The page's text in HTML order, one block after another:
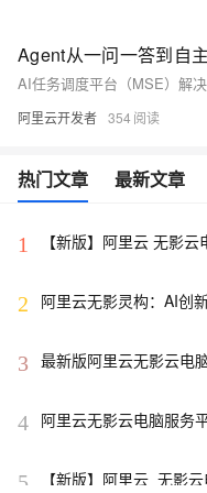
阿里云开发者 354
热门文章 最新文章
1 【新版】阿里云 无影
2
阿里云无影灵构：AI
3 最新版阿里云无影云电
4 阿里云无影云电脑服务
5 【新版】阿里云  无影